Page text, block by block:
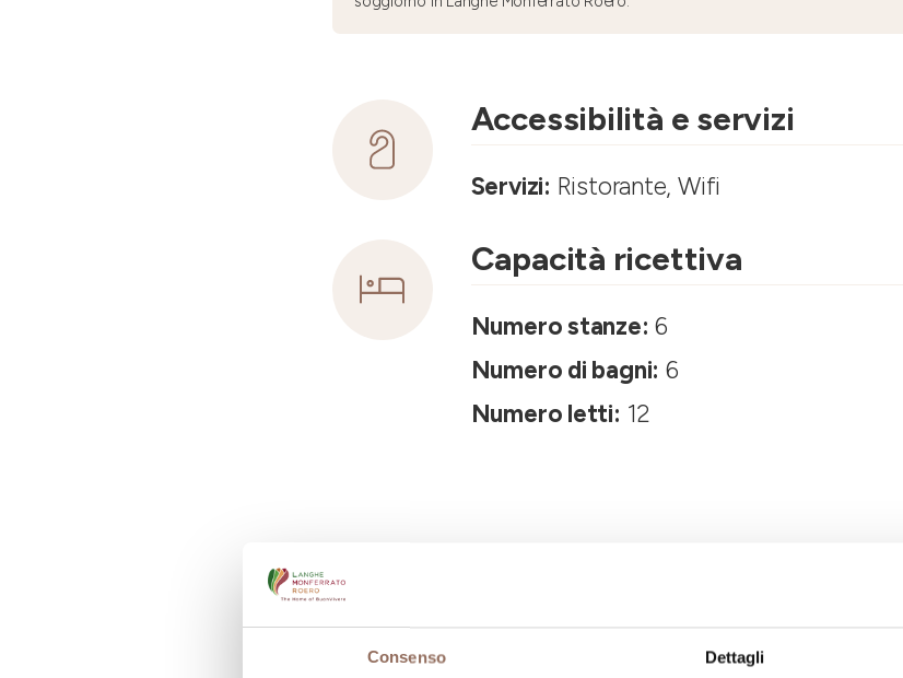
Consenso Dettagli
Accessibilità e servizi
Servizi: Ristorante, Wifi
Capacità ricettiva
Numero stanze: 6
Numero di bagni: 6
Numero letti: 12